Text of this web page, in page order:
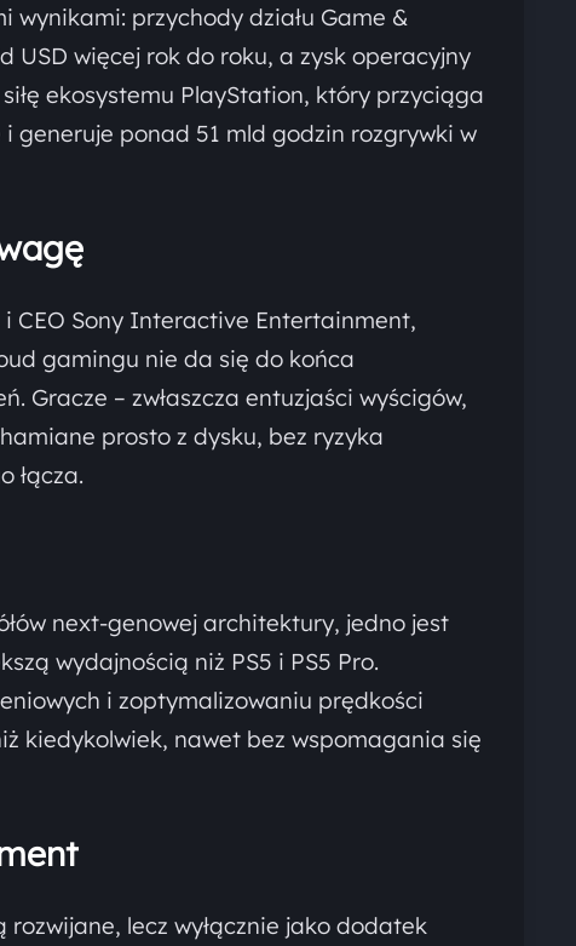
wynikami: przychody działu Game &
USD więcej rok do roku, a zysk operacyjny
ekosystemu PlayStation, który przyciąga
generuje ponad 51 mld godzin rozgrywki w
CEO Sony Interactive Entertainment,
gamingu nie da się do końca
Gracze – zwłaszcza entuzjaści wyścigów,
prosto z dysku, bez ryzyka
łącza.
next-genowej architektury, jedno jest
wydajnością niż PS5 i PS5 Pro.
i zoptymalizowaniu prędkości
kiedykolwiek, nawet bez wspomagania się
lecz wyłącznie jako dodatek